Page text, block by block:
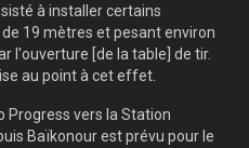
à installer certains
19 mètres et pesant environ
l'ouverture [de la table] de tir.
au point à cet effet.
Progress vers la Station
Baïkonour est prévu pour le